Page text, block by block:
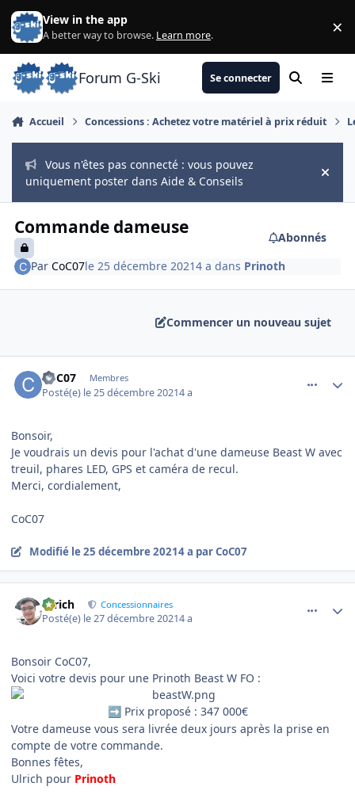
Aller au contenu
View in the app
A better way to browse. Learn more. ×
Forum G-Ski Se connecter Rechercher
Menu
Accueil Concessions : Achetez votre matériel à prix réduit
Vous n'êtes pas connecté : vous pouvez
uniquement poster dans Aide & Conseils
Hide
Commande dameuse
Abonnés
ParCoC07le 25 décembre 20214 a dans Prinoth
Commencer un nouveau sujet
CoC07 Membres
Posté(e) le 25 décembre 20214 a
Bonsoir,
Je voudrais un devis pour l'achat d'une dameuse Beast W avec
treuil, phares LED, GPS et caméra de recul.
Merci, cordialement,
CoC07
Modifié le 25 décembre 20214 a par CoC07
Ulrich Concessionnaires
Posté(e) le 27 décembre 20214 a
Bonsoir CoC07,
Voici votre devis pour une Prinoth Beast W FO :
➡️ Prix proposé : 347 000€
Votre dameuse vous sera livrée deux jours après la prise en
compte de votre commande.
Bonnes fêtes,
Ulrich pour Prinoth